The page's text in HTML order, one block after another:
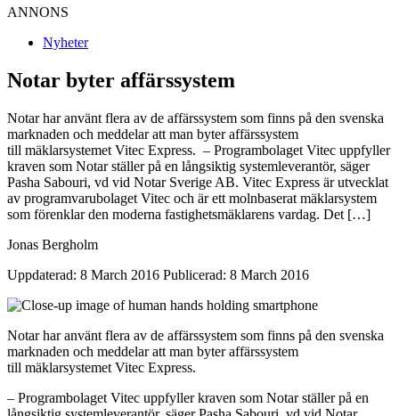
ANNONS
Nyheter
Notar byter affärssystem
Notar har använt flera av de affärssystem som finns på den svenska
marknaden och meddelar att man byter affärssystem
till mäklarsystemet Vitec Express. – Programbolaget Vitec uppfyller
kraven som Notar ställer på en långsiktig systemleverantör, säger
Pasha Sabouri, vd vid Notar Sverige AB. Vitec Express är utvecklat
av programvarubolaget Vitec och är ett molnbaserat mäklarsystem
som förenklar den moderna fastighetsmäklarens vardag. Det […]
Jonas Bergholm
Uppdaterad: 8 March 2016 Publicerad: 8 March 2016
Notar har använt flera av de affärssystem som finns på den svenska
marknaden och meddelar att man byter affärssystem
till mäklarsystemet Vitec Express.
– Programbolaget Vitec uppfyller kraven som Notar ställer på en